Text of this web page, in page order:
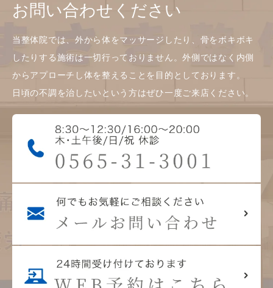
お問い合わせください
当整体院では、外から体をマッサージしたり、骨をボキボキ
したりする施術は一切行っておりません。外側ではなく内側
からアプローチし体を整えることを目的としております。
日頃の不調を治したいという方はぜひ一度ご来店ください。